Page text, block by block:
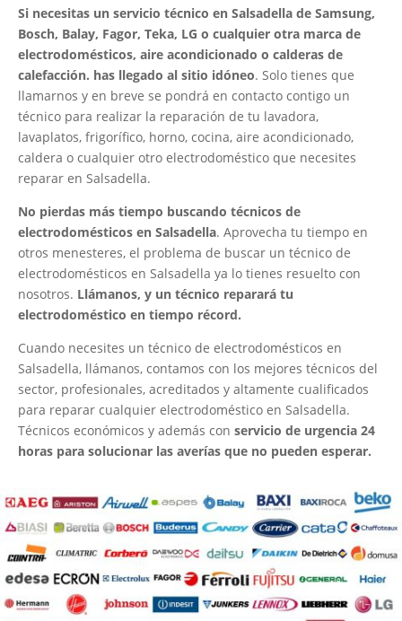
Si necesitas un servicio técnico en Salsadella de Samsung,
Bosch, Balay, Fagor, Teka, LG o cualquier otra marca de
electrodomésticos, aire acondicionado o calderas de
calefacción. has llegado al sitio idóneo. Solo tienes que
llamarnos y en breve se pondrá en contacto contigo un
técnico para realizar la reparación de tu lavadora,
lavaplatos, frigorífico, horno, cocina, aire acondicionado,
caldera o cualquier otro electrodoméstico que necesites
reparar en Salsadella.
No pierdas más tiempo buscando técnicos de
electrodomésticos en Salsadella. Aprovecha tu tiempo en
otros menesteres, el problema de buscar un técnico de
electrodomésticos en Salsadella ya lo tienes resuelto con
nosotros. Llámanos, y un técnico reparará tu
electrodoméstico en tiempo récord.
Cuando necesites un técnico de electrodomésticos en
Salsadella, llámanos, contamos con los mejores técnicos del
sector, profesionales, acreditados y altamente cualificados
para reparar cualquier electrodoméstico en Salsadella.
Técnicos económicos y además con servicio de urgencia 24
horas para solucionar las averías que no pueden esperar.